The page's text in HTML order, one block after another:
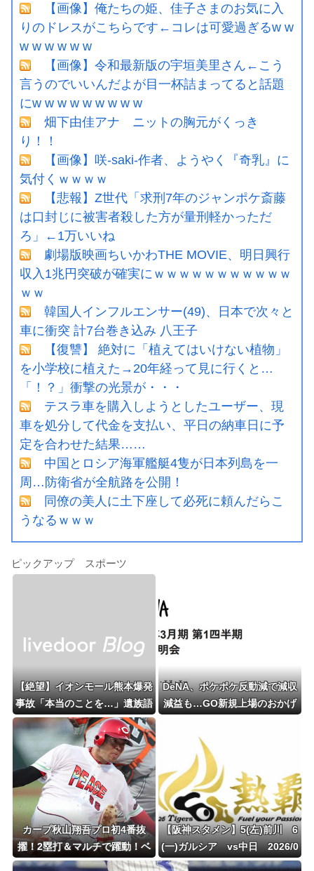
【画像】俺たちの姫、佳子さまのお気に入
りのドレスがこちらです←コレは可愛過ぎるw w
w w w w w w
【画像】令和最新版の宇垣美里さん←こう
言うのでいいんだよが目一杯詰まってると話題
にw w w w w w w w w
畑下由佳アナ ニットの胸元がくっき
り！！
【画像】咲-saki-作者、ようやく『奇乳』に
気付くｗｗｗｗ
【悲報】Z世代「求刑7年のジャンポケ斎藤
は口封じに被害者殺した方が量刑軽かっただ
ろ」←1万いいね
劇場版映画ちいかわTHE MOVIE、明日興行
収入1兆円突破が確実にｗｗｗｗｗｗｗｗｗｗｗ
ｗｗ
韓国人インフルエンサー(49)、日本で次々と
車に衝突 計7台巻き込み 八王子
【復讐】 絶対に「植えてはいけない植物」
を小学校に植えた→20年経って見に行くと…
「！？」衝撃の光景が・・・
テスラ車を購入しようとしたユーザー、現
車を処分して代金を支払い、平日の納車日に予
定を合わせた結果……
中国とロシア海軍艦艇4隻が日本列島を一
周…防衛省が全航路を公開！
同僚の美人に土下座して必死に頼んだらこ
うなるｗｗｗ
ピックアップ スポーツ
【絶望】イオンモール熊本爆発
事故「本当のことを…」遺族語
る
DeNA、ポケポケ反動減で減収
減益も…GO新規上場のおかげ
売上10.9%減・営業利益46.3%
減、第1四半期決算(4-6月)
カープ秋山翔吾プロ初4番抜
擢！2塁打＆マルチで躍動！ベ
テランに希望の光
【阪神スタメン】5(左)前川 6
(一)ガルシア vs中日 2026/0
8/07